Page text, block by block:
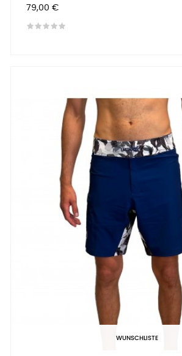
Preis
79,00 €
WUNSCHLISTE